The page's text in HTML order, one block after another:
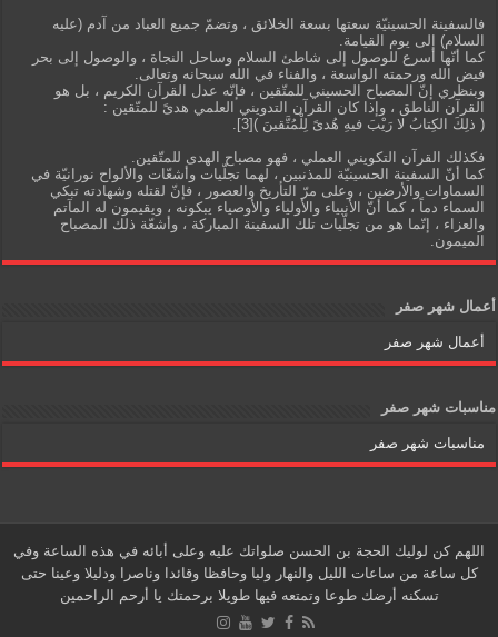
فالسفينة الحسينيّة سعتها بسعة الخلائق ، وتضمّ جميع العباد من آدم (عليه
السلام) إلى يوم القيامة.
كما أنّها أسرع للوصول إلى شاطئ السلام وساحل النجاة ، والوصول إلى بحر
فيض الله ورحمته الواسعة ، والفناء في الله سبحانه وتعالى.
وبنظري إنّ المصباح الحسيني للمتّقين ، فإنّه عدل القرآن الكريم ، بل هو
القرآن الناطق ، وإذا كان القرآن التدويني العلمي هدىً للمتّقين :
( ذلِكَ الكِتابُ لا رَيْبَ فيهِ هُدىً لِلْمُتَّقينَ )[3].
فكذلك القرآن التكويني العملي ، فهو مصباح الهدى للمتّقين.
كما أنّ السفينة الحسينيّة للمذنبين ، لهما تجلّيات وأشعّات والألواح نورانيّة في
السماوات والأرضين ، وعلى مرّ التأريخ والعصور ، فإنّ لقتله وشهادته تبكي
السماء دماً ، كما أنّ الأنبياء والأولياء والأوصياء يبكونه ، ويقيمون له المآتم
والعزاء ، إنّما هو من تجلّيات تلك السفينة المباركة ، وأشعّة ذلك المصباح
الميمون.
أعمال شهر صفر
أعمال شهر صفر
مناسبات شهر صفر
مناسبات شهر صفر
اللهم كن لوليك الحجة بن الحسن صلواتك عليه وعلى أبائه في هذه الساعة وفي
كل ساعة من ساعات الليل والنهار وليا وحافظا وقائدا وناصرا ودليلا وعينا حتى
تسكنه أرضك طوعا وتمتعه فيها طويلا برحمتك يا أرحم الراحمين